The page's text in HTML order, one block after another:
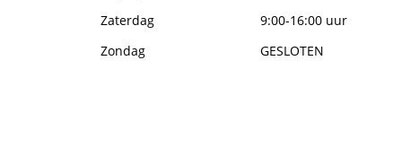
Zaterdag
9:00-16:00 uur
Zondag
GESLOTEN